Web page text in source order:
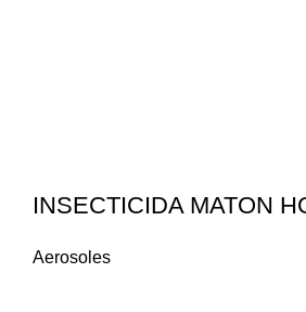
INSECTICIDA MATON
Aerosoles